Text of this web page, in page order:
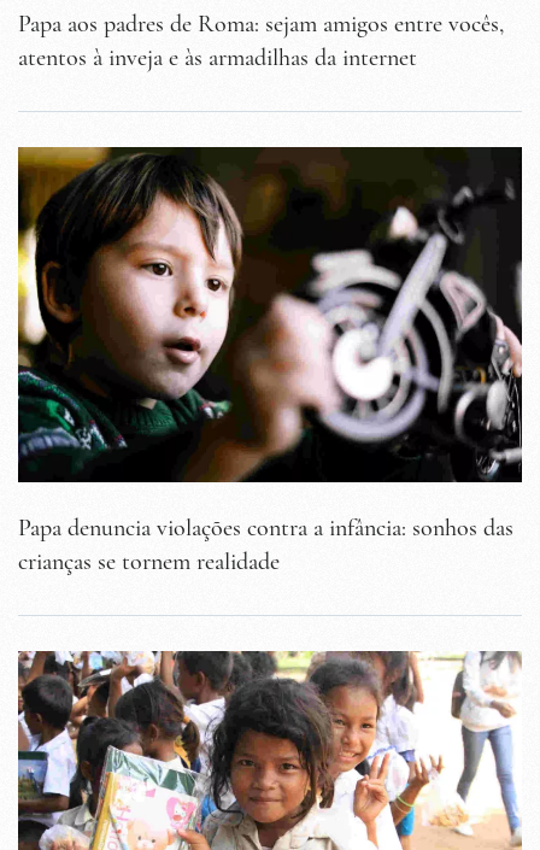
Papa aos padres de Roma: sejam amigos entre vocês,
atentos à inveja e às armadilhas da internet
Papa denuncia violações contra a infância: sonhos das
crianças se tornem realidade